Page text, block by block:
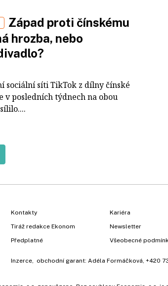
Západ proti čínskému
hrozba, nebo
sociální síti TikTok z dílny čínské
v posledních týdnech na obou
Kontakty
Tiráž redakce Ekonom
Předplatné
Kariéra
Newsletter
Všeobecné
Inzerce , obchodní garant: Adéla Formáčková +420